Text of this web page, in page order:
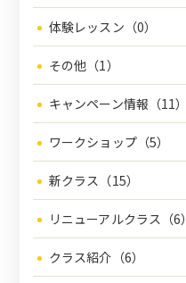
体験レッスン（0）
その他（1）
キャンペーン情報（11）
ワークショップ（5）
新クラス（15）
リニューアルクラス（6）
クラス紹介（6）